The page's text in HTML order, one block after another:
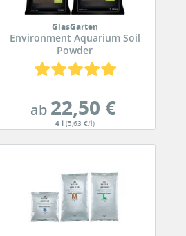
GlasGarten
Environment Aquarium Soil
Powder
ab22,50 €
4 l (5,63 €/l)